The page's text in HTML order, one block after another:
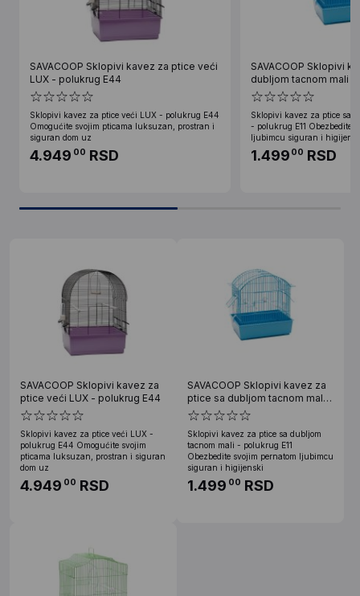
SAVACOOP Sklopivi kavez za ptice veći
LUX - polukrug E44
Sklopivi kavez za ptice veći LUX - polukrug E44
Omogućite svojim pticama luksuzan, prostran i
siguran dom uz
4.949 00 RSD
SAVACOOP Sklopivi
dubljom tacnom mali -
Sklopivi kavez za ptice sa
- polukrug E11 Obezbedite
ljubimcu siguran i
1.499 00 RSD
SAVACOOP Sklopivi kavez za
ptice veći LUX - polukrug E44
Sklopivi kavez za ptice veći LUX -
polukrug E44 Omogućite svojim
pticama luksuzan, prostran i siguran
dom uz
4.949 00 RSD
SAVACOOP Sklopivi kavez za
ptice sa dubljom tacnom mali -
polukrug E11
Sklopivi kavez za ptice sa dubljom
tacnom mali - polukrug E11
Obezbedite svojim pernatom ljubimcu
siguran i higijenski
1.499 00 RSD